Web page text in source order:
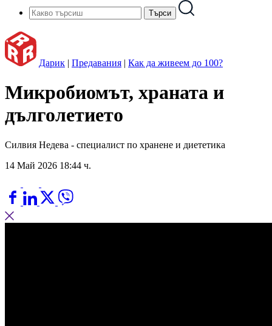
Дарик | Предавания | Как да живеем до 100?
Микробиомът, храната и
дълголетието
Силвия Недева - специалист по хранене и диететика
14 Май 2026 18:44 ч.